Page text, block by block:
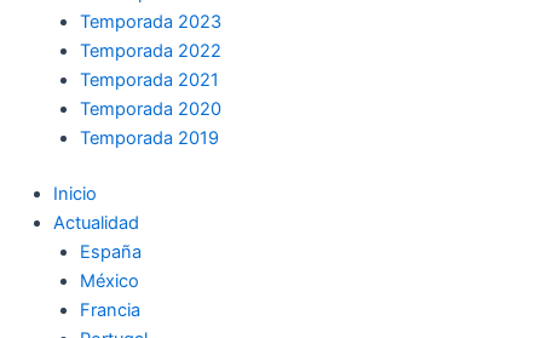
Temporada 2023
Temporada 2022
Temporada 2021
Temporada 2020
Temporada 2019
Inicio
Actualidad
España
México
Francia